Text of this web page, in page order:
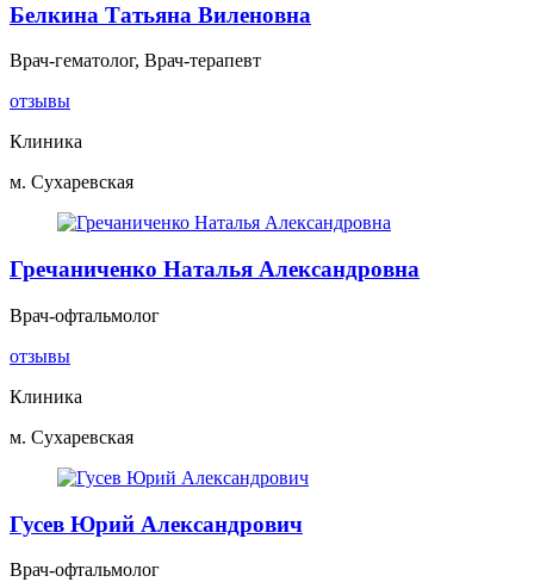
Белкина Татьяна Виленовна
Врач-гематолог, Врач-терапевт
отзывы
Клиника
м. Сухаревская
Гречаниченко Наталья Александровна
Врач-офтальмолог
отзывы
Клиника
м. Сухаревская
Гусев Юрий Александрович
Врач-офтальмолог